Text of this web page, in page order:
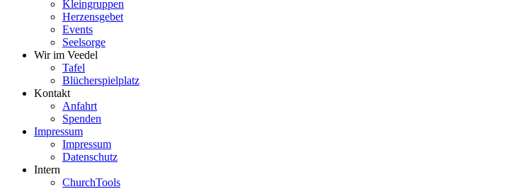
Kleingruppen
Herzensgebet
Events
Seelsorge
Wir im Veedel
Tafel
Blücherspielplatz
Kontakt
Anfahrt
Spenden
Impressum
Impressum
Datenschutz
Intern
ChurchTools